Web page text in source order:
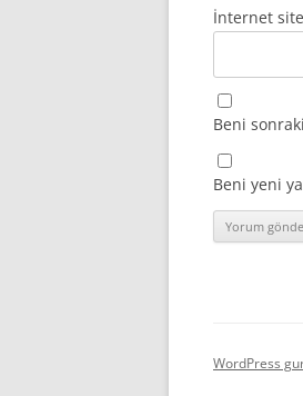
İnternet
Beni
Beni yeni
WordPress